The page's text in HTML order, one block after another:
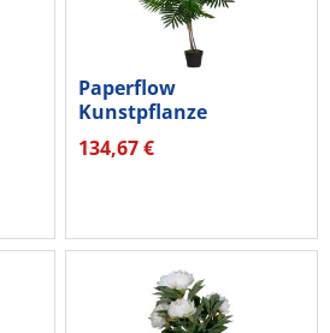
Paperflow
Kunstpflanze
PAPALM115 Palme
115cm
134,67 €